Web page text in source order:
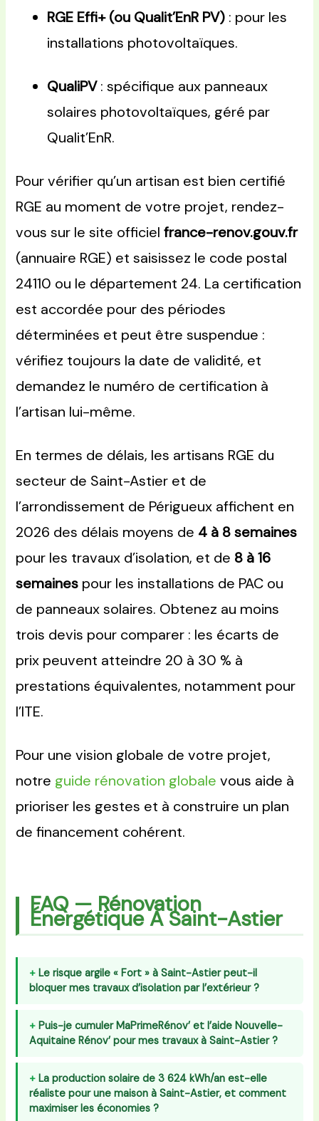
RGE Effi+ (ou Qualit’EnR PV) : pour les
installations photovoltaïques.
QualiPV: spécifique aux panneaux
solaires photovoltaïques, géré par
Qualit’EnR.
Pour vérifier qu’un artisan est bien certifié
RGE au moment de votre projet, rendez-
vous sur le site officielfrance-renov.gouv.fr
(annuaire RGE) et saisissez le code postal
24110 ou le département 24. La certification
est accordée pour des périodes
déterminées et peut être suspendue :
vérifiez toujours la date de validité, et
demandez le numéro de certification à
l’artisan lui-même.
En termes de délais, les artisans RGE du
secteur de Saint-Astier et de
l’arrondissement de Périgueux affichent en
2026 des délais moyens de 4 à 8 semaines
pour les travaux d’isolation, et de 8 à 16
semaines pour les installations de PAC ou
de panneaux solaires. Obtenez au moins
trois devis pour comparer : les écarts de
prix peuvent atteindre 20 à 30 % à
prestations équivalentes, notamment pour
l’ITE.
Pour une vision globale de votre projet,
notre guide rénovation globale vous aide à
prioriser les gestes et à construire un plan
de financement cohérent.
FAQ — Rénovation
Énergétique À Saint-Astier
Le risque argile « Fort » à Saint-Astier peut-il
bloquer mes travaux d’isolation par l’extérieur ?
Puis-je cumuler MaPrimeRénov’ et l’aide Nouvelle-
Aquitaine Rénov’ pour mes travaux à Saint-Astier ?
La production solaire de 3 624 kWh/an est-elle
réaliste pour une maison à Saint-Astier, et comment
maximiser les économies ?